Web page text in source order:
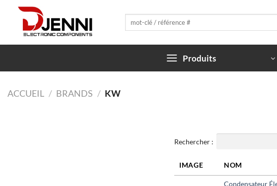
content
Recherche
Produits
ACCUEIL / BRANDS / KW
Rechercher :
IMAGE NOM
Condensateur